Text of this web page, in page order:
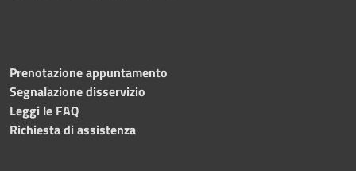
Prenotazione appuntamento
Segnalazione disservizio
Leggi le FAQ
Richiesta di assistenza